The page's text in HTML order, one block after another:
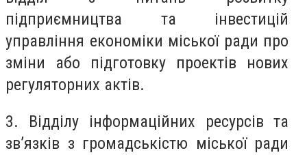
підприємництва та інвестицій
управління економіки міської ради про
зміни або підготовку проектів нових
регуляторних актів.
3. Відділу інформаційних ресурсів та
зв’язків з громадськістю міської ради